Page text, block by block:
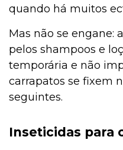
quando há muitos
Mas não se engane:
pelos shampoos e
temporária e não
carrapatos se fixem
seguintes.
Inseticidas para